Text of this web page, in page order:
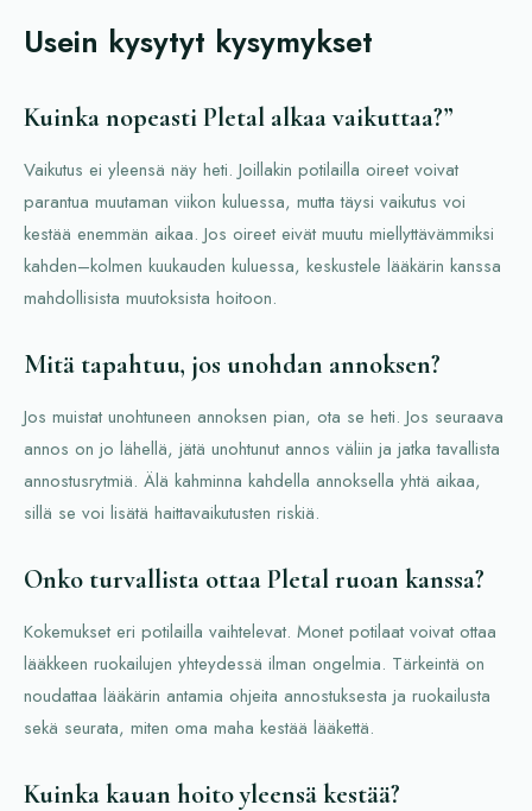
Usein kysytyt kysymykset
Kuinka nopeasti Pletal alkaa vaikuttaa?”
Vaikutus ei yleensä näy heti. Joillakin potilailla oireet voivat
parantua muutaman viikon kuluessa, mutta täysi vaikutus voi
kestää enemmän aikaa. Jos oireet eivät muutu miellyttävämmiksi
kahden–kolmen kuukauden kuluessa, keskustele lääkärin kanssa
mahdollisista muutoksista hoitoon.
Mitä tapahtuu, jos unohdan annoksen?
Jos muistat unohtuneen annoksen pian, ota se heti. Jos seuraava
annos on jo lähellä, jätä unohtunut annos väliin ja jatka tavallista
annostusrytmiä. Älä kahminna kahdella annoksella yhtä aikaa,
sillä se voi lisätä haittavaikutusten riskiä.
Onko turvallista ottaa Pletal ruoan kanssa?
Kokemukset eri potilailla vaihtelevat. Monet potilaat voivat ottaa
lääkkeen ruokailujen yhteydessä ilman ongelmia. Tärkeintä on
noudattaa lääkärin antamia ohjeita annostuksesta ja ruokailusta
sekä seurata, miten oma maha kestää lääkettä.
Kuinka kauan hoito yleensä kestää?